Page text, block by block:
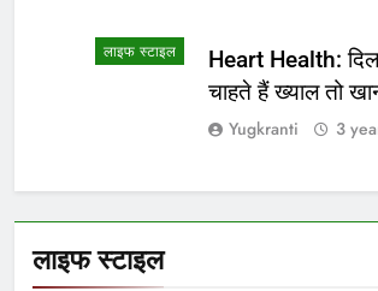
लाइफ स्टाइल
लाइफ स्टाइल
Heart Health:
चाहते हैं ख्याल तो
4 चीजें
Yugkranti 3